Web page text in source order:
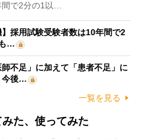
間で2分の1以…
】採用試験受験者数は10年間で2
…
師不足」に加えて「患者不足」に
今後…
一覧を見る
た、使ってみた